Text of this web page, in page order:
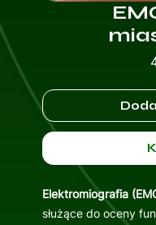
Elektromiografia
służące do oceny